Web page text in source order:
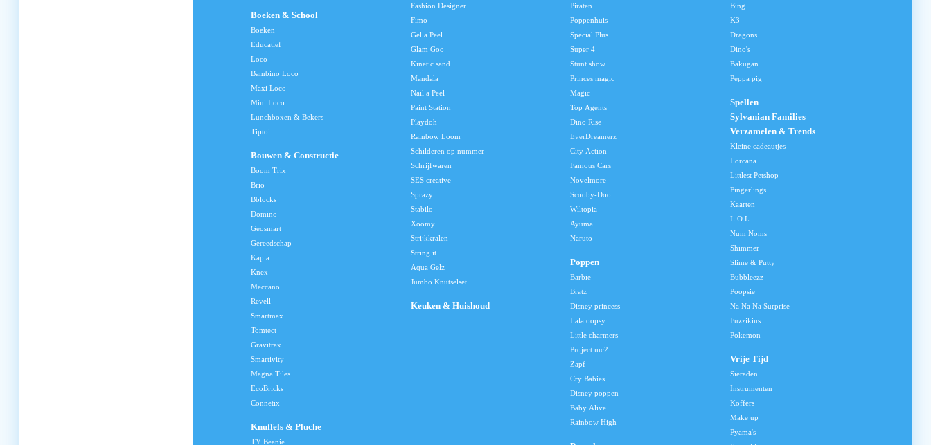
Boeken & School
Boeken
Educatief
Loco
Bambino Loco
Maxi Loco
Mini Loco
Lunchboxen & Bekers
Tiptoi
Bouwen & Constructie
Boom Trix
Brio
Bblocks
Domino
Geosmart
Gereedschap
Kapla
Knex
Meccano
Revell
Smartmax
Tomtect
Gravitrax
Smartivity
Magna Tiles
EcoBricks
Connetix
Knuffels & Pluche
TY Beanie
Fashion Designer
Fimo
Gel a Peel
Glam Goo
Kinetic sand
Mandala
Nail a Peel
Paint Station
Playdoh
Rainbow Loom
Schilderen op nummer
Schrijfwaren
SES creative
Sprazy
Stabilo
Xoomy
Strijkkralen
String it
Aqua Gelz
Jumbo Knutselset
Keuken & Huishoud
Piraten
Poppenhuis
Special Plus
Super 4
Stunt show
Princes magic
Magic
Top Agents
Dino Rise
EverDreamerz
City Action
Famous Cars
Novelmore
Scooby-Doo
Wiltopia
Ayuma
Naruto
Poppen
Barbie
Bratz
Disney princess
Lalaloopsy
Little charmers
Project mc2
Zapf
Cry Babies
Disney poppen
Baby Alive
Rainbow High
Bing
K3
Dragons
Dino's
Bakugan
Peppa pig
Spellen
Sylvanian Families
Verzamelen & Trends
Kleine cadeautjes
Lorcana
Littlest Petshop
Fingerlings
Kaarten
L.O.L.
Num Noms
Shimmer
Slime & Putty
Bubbleezz
Poopsie
Na Na Na Surprise
Fuzzikins
Pokemon
Vrije Tijd
Sieraden
Instrumenten
Koffers
Make up
Pyama's